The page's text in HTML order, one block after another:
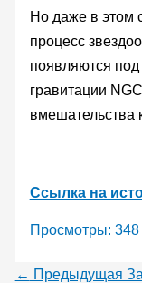
Но даже в этом
процесс
появляются
гравитации
вмешательства
Ссылка на
Просмотры: 348
← Предыдущая